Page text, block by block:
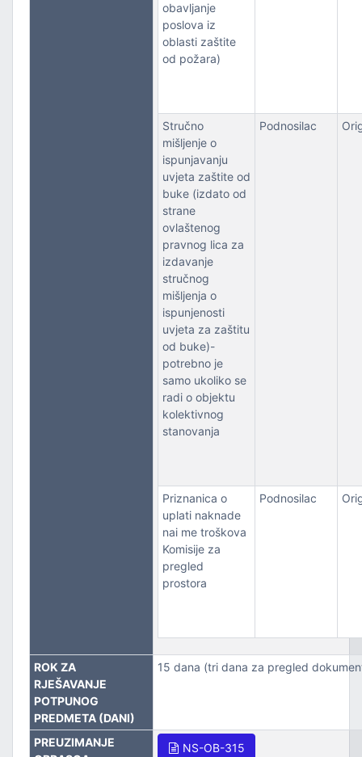
obavljanje
poslova iz
oblasti zaštite
od požara)
Stručno
mišljenje o
ispunjavanju
uvjeta zaštite od
buke (izdato od
strane
ovlaštenog
pravnog lica za
izdavanje
stručnog
mišljenja o
ispunjenosti
uvjeta za zaštitu
od buke)-
potrebno je
samo ukoliko se
radi o objektu
kolektivnog
stanovanja
Podnosilac
Priznanica o
uplati naknade
nai me troškova
Komisije za
pregled
prostora
Podnosilac
ROK ZA
RJEŠAVANJE
POTPUNOG
PREDMETA (DANI)
15 dana (tri dana za pregled
PREUZIMANJE
NS-OB-315